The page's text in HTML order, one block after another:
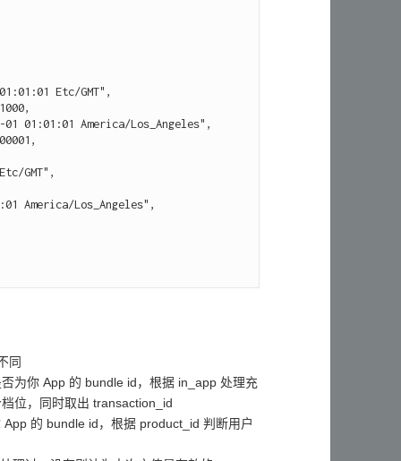
同
为你 App 的 bundle id，根据 in_app 处理充
位，同时取出 transaction_id
的 bundle id，根据 product_id 判断用户